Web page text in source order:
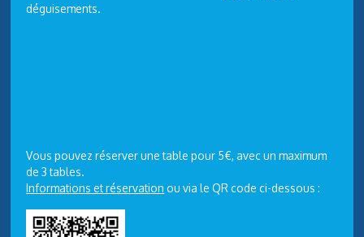
déguisements.
Vous pouvez réserver une table pour 5€, avec un maximum
de 3 tables.
Informations et réservation ou via le QR code ci-dessous :